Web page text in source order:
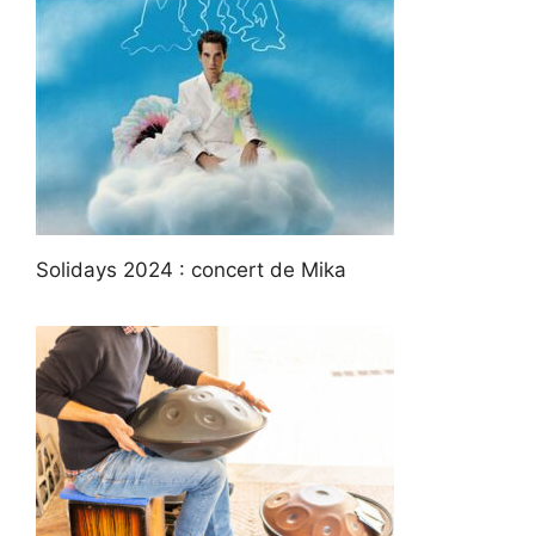
Solidays 2024 : concert de Mika